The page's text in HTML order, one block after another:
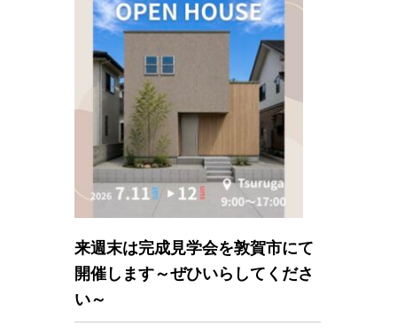
来週末は完成見学会を敦賀市にて
開催します～ぜひいらしてくださ
い～